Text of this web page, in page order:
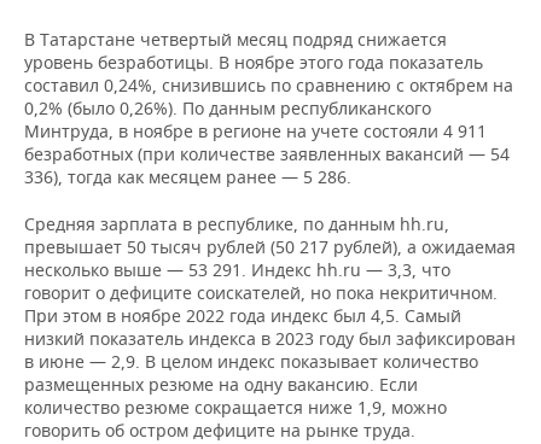
В Татарстане четвертый месяц подряд снижается
уровень безработицы. В ноябре этого года показатель
составил 0,24%, снизившись по сравнению с октябрем на
0,2% (было 0,26%). По данным республиканского
Минтруда, в ноябре в регионе на учете состояли 4 911
безработных (при количестве заявленных вакансий — 54
336), тогда как месяцем ранее — 5 286.
Средняя зарплата в республике, по данным hh.ru,
превышает 50 тысяч рублей (50 217 рублей), а ожидаемая
несколько выше — 53 291. Индекс hh.ru — 3,3, что
говорит о дефиците соискателей, но пока некритичном.
При этом в ноябре 2022 года индекс был 4,5. Самый
низкий показатель индекса в 2023 году был зафиксирован
в июне — 2,9. В целом индекс показывает количество
размещенных резюме на одну вакансию. Если
количество резюме сокращается ниже 1,9, можно
говорить об остром дефиците на рынке труда.